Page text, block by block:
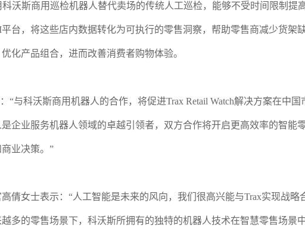
科沃斯商用巡检机器人替代卖场的传统人工巡检，能够不受时间限制
台，将这些店内数据转化为可执行的零售洞察，帮助零售商减少货
化产品组合，进而改善消费者购物体验。
“与科沃斯商用机器人的合作，将促进Trax Retail Watch解决方案在
企业服务机器人领域的卓越引领者，双方合作将开启更高效率的智
业决策。”
倩女士表示：“人工智能是未来的风向，我们很高兴能与Trax实现战
多的零售场景下，科沃斯所拥有的独特的机器人技术在智慧零售场景